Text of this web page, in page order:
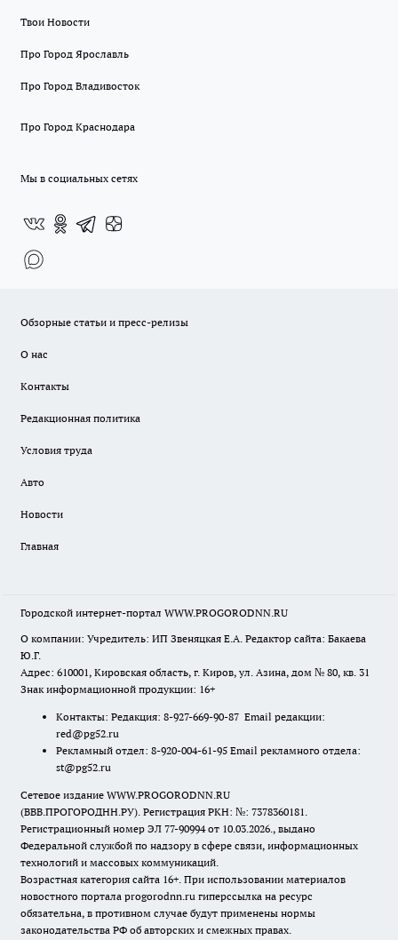
Твои Новости
Про Город Ярославль
Про Город Владивосток
Про Город Краснодара
Мы в социальных сетях
Обзорные статьи и пресс-релизы
О нас
Контакты
Редакционная политика
Условия труда
Авто
Новости
Главная
Городской интернет-портал WWW.PROGORODNN.RU
О компании: Учредитель: ИП Звеняцкая Е.А. Редактор сайта: Бакаева
Ю.Г.
Адрес: 610001, Кировская область, г. Киров, ул. Азина, дом № 80, кв. 31
Знак информационной продукции: 16+
Контакты: Редакция: 8-927-669-90-87 Email редакции:
red@pg52.ru
Рекламный отдел: 8-920-004-61-95 Email рекламного отдела:
st@pg52.ru
Сетевое издание WWW.PROGORODNN.RU
(ВВВ.ПРОГОРОДНН.РУ). Регистрация РКН: №: 7378360181.
Регистрационный номер ЭЛ 77-90994 от 10.03.2026., выдано
Федеральной службой по надзору в сфере связи, информационных
технологий и массовых коммуникаций.
Возрастная категория сайта 16+. При использовании материалов
новостного портала progorodnn.ru гиперссылка на ресурс
обязательна, в противном случае будут применены нормы
законодательства РФ об авторских и смежных правах.